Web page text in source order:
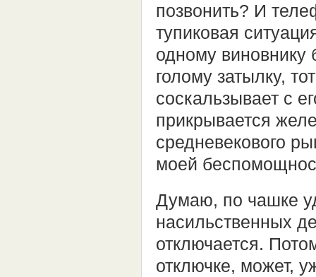
позвонить? И
тупиковая
одному виновнику
голому затылку,
соскальзывает с
прикрывается
средневекового
моей
Думаю, по чашке
насильственных
отключается.
отключке, может,